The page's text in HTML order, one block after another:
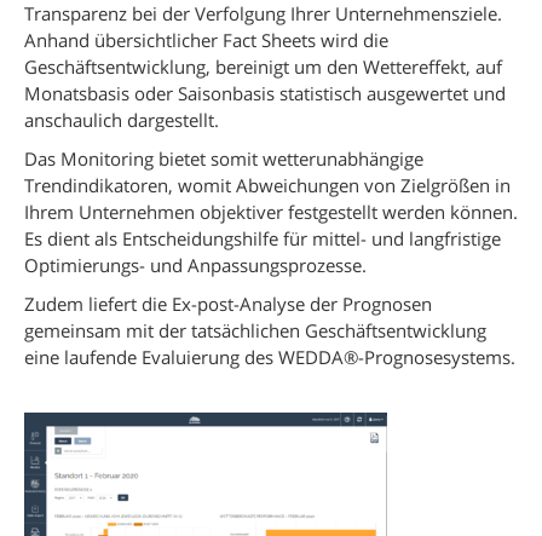
Transparenz bei der Verfolgung Ihrer Unternehmensziele.
Anhand übersichtlicher Fact Sheets wird die
Geschäftsentwicklung, bereinigt um den Wettereffekt, auf
Monatsbasis oder Saisonbasis statistisch ausgewertet und
anschaulich dargestellt.
Das Monitoring bietet somit wetterunabhängige
Trendindikatoren, womit Abweichungen von Zielgrößen in
Ihrem Unternehmen objektiver festgestellt werden können.
Es dient als Entscheidungshilfe für mittel- und langfristige
Optimierungs- und Anpassungsprozesse.
Zudem liefert die Ex-post-Analyse der Prognosen
gemeinsam mit der tatsächlichen Geschäftsentwicklung
eine laufende Evaluierung des WEDDA®-Prognosesystems.